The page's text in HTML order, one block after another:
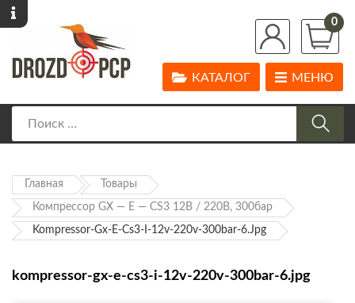
0
МЕНЮ
КАТАЛОГ
Главная Товары
Компрессор GX — E — CS3 12В / 220В, 300бар
Kompressor-Gx-E-Cs3-I-12v-220v-300bar-6.jpg
kompressor-gx-e-cs3-i-12v-220v-300bar-6.jpg